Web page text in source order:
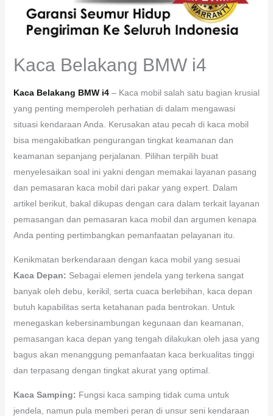
Kaca Belakang BMW i4
Kaca Belakang BMW i4 – Kaca mobil salah satu bagian krusial
yang penting memperoleh perhatian di dalam mengawasi
situasi kendaraan Anda. Kerusakan atau pecah di kaca mobil
bisa mengakibatkan pengurangan tingkat keamanan dan
keamanan sepanjang perjalanan. Pilihan terpilih buat
menyelesaikan soal ini yakni dengan memakai layanan pasang
dan pemasaran kaca mobil dari pakar yang expert. Dalam
artikel berikut, bakal dikupas dengan cara dalam terkait layanan
pemasangan dan pemasaran kaca mobil dan argumen kenapa
Anda penting pertimbangkan pemanfaatan pelayanan itu.
Kenikmatan berkendaraan dengan kaca mobil yang sesuai
Kaca Depan: Sebagai elemen jendela yang terkena sangat
banyak oleh debu, kerikil, serta cuaca berlebihan, kaca depan
butuh kapabilitas serta ketahanan pada bentrokan. Untuk
menegaskan kebersinambungan kegunaan dan keamanan,
pemasangan kaca depan yang tengah dilakukan oleh jasa yang
bagus akan menanggung pemanfaatan kaca berkualitas tinggi
dan terpasang dengan tingkat akurat yang optimal.
Kaca Samping: Fungsi kaca samping tidak cuma untuk
jendela, namun pula memberi peran di unsur seni kendaraan